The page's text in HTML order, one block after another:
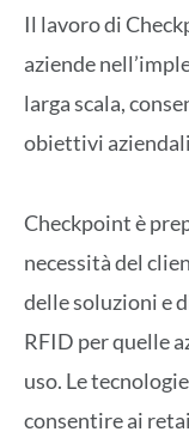
Il lavoro di
aziende
larga scala,
obiettivi
Checkpoint è
necessità del
delle soluzioni e
RFID per quelle
uso. Le
consentire ai